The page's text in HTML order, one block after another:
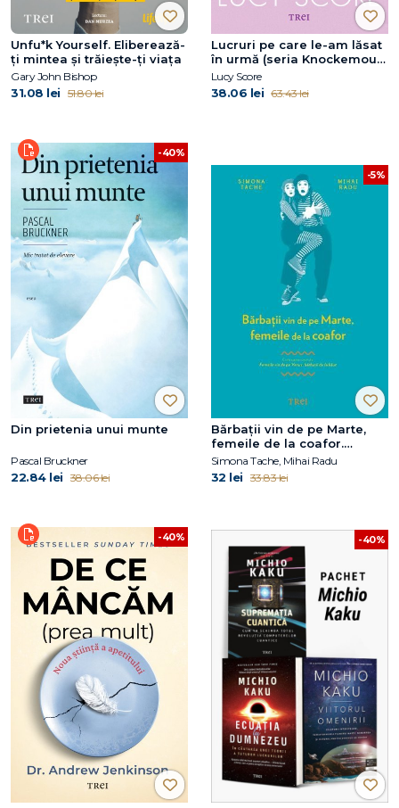
Unfu*k Yourself. Eliberează-
ți mintea și trăiește-ți viața
Gary John Bishop
31.08 lei 51.80 lei
Lucruri pe care le-am lăsat
în urmă (seria Knockemout,
vol. 3)
Lucy Score
38.06 lei 63.43 lei
-40%
Din prietenia unui munte
Pascal Bruckner
22.84 lei 38.06 lei
-5%
Bărbaţii vin de pe Marte,
femeile de la coafor.
Continuarea volumului
Femeile vin de pe Venus,
bărbaţii de la băut
Simona Tache, Mihai Radu
32 lei 33.83 lei
-40% -40%